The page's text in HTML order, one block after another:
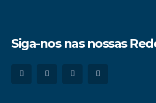
Siga-nos nas nossas